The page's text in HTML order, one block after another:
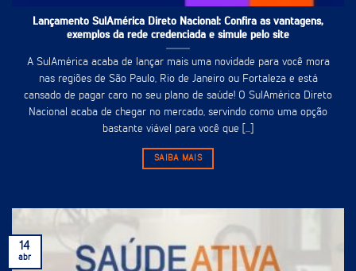
Lançamento SulAmérica Direto Nacional: Confira as vantagens,
exemplos da rede credenciada e simule pelo site
A SulAmérica acaba de lançar mais uma novidade para você mora
nas regiões de São Paulo, Rio de Janeiro ou Fortaleza e está
cansado de pagar caro no seu plano de saúde! O SulAmérica Direto
Nacional acaba de chegar no mercado, servindo como uma opção
bastante viável para você que [...]
SAIBA MAIS
14
abr